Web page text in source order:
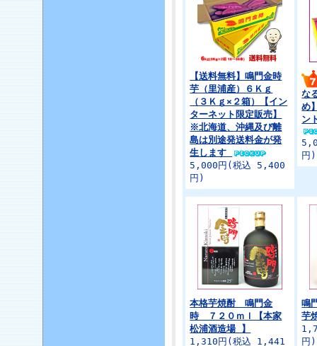
【送料無料】鳴門金時
芋（里浦産）６Ｋｇ
（３Ｋｇ×２箱）【イン
ターネット限定販売】
※北海道、沖縄及び離
島は別途発送料金が発
生します
5,000円(税込 5,400
円)
な
め
ン
円)
本格芋焼酎 鳴門金
時 ７２０ｍｌ【本家
松浦酒造場 】
1,310円(税込 1,441
鳴
芋
円)